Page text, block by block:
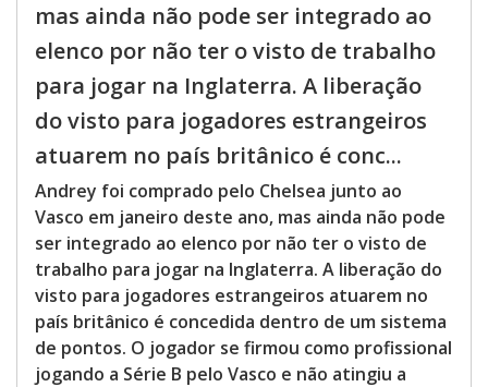
mas ainda não pode ser integrado ao
elenco por não ter o visto de trabalho
para jogar na Inglaterra. A liberação
do visto para jogadores estrangeiros
atuarem no país britânico é conc...
Andrey foi comprado pelo Chelsea junto ao
Vasco em janeiro deste ano, mas ainda não pode
ser integrado ao elenco por não ter o visto de
trabalho para jogar na Inglaterra. A liberação do
visto para jogadores estrangeiros atuarem no
país britânico é concedida dentro de um sistema
de pontos. O jogador se firmou como profissional
jogando a Série B pelo Vasco e não atingiu a